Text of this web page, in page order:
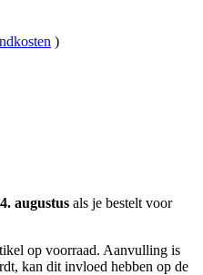
)
augustus als je bestelt voor
op voorraad. Aanvulling is
kan dit invloed hebben op de